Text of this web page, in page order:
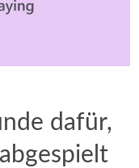
dafür,